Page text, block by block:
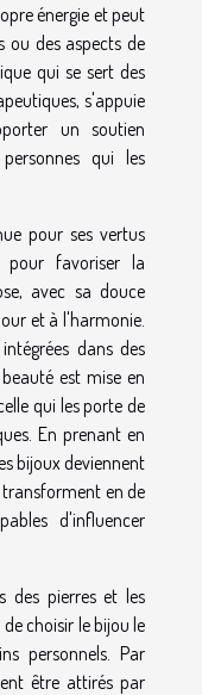
énergie et peut
ou des aspects de
qui se sert des
s'appuie
un soutien
qui les
pour ses vertus
pour favoriser la
avec sa douce
et à l'harmonie.
dans des
est mise en
qui les porte de
En prenant en
bijoux deviennent
transforment en de
d'influencer
des pierres et les
choisir le bijou le
personnels. Par
être attirés par